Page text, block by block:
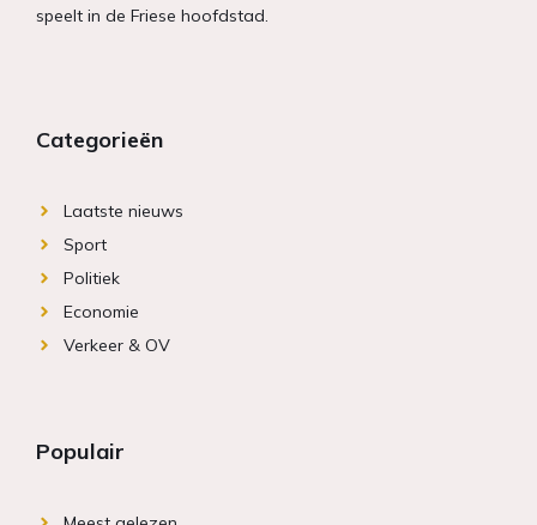
speelt in de Friese hoofdstad.
Categorieën
Laatste nieuws
Sport
Politiek
Economie
Verkeer & OV
Populair